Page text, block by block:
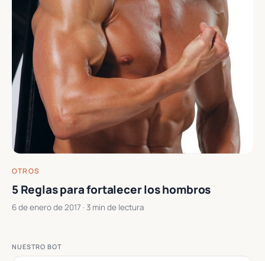
OTROS
5 Reglas para fortalecer los hombros
6 de enero de 2017 · 3 min de lectura
NUESTRO BOT